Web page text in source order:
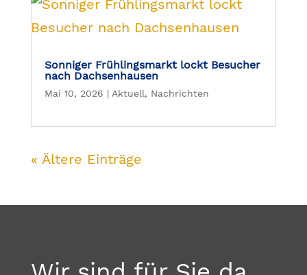
Sonniger Frühlingsmarkt lockt Besucher
nach Dachsenhausen
Mai 10, 2026 | Aktuell, Nachrichten
« Ältere Einträge